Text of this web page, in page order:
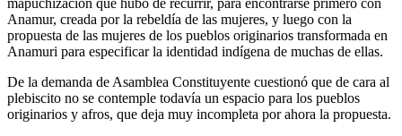
mapuchización que hubo de recurrir, para encontrarse primero con
Anamur, creada por la rebeldía de las mujeres, y luego con la
propuesta de las mujeres de los pueblos originarios transformada en
Anamuri para especificar la identidad indígena de muchas de ellas.
De la demanda de Asamblea Constituyente cuestionó que de cara al
plebiscito no se contemple todavía un espacio para los pueblos
originarios y afros, que deja muy incompleta por ahora la propuesta.